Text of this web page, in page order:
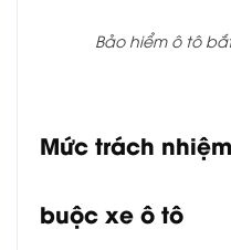
Bảo hiểm ô tô
Mức trách
buộc xe ô tô